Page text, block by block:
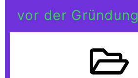
vor der Gründung